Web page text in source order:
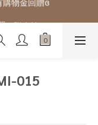
ɞ Click Here
015